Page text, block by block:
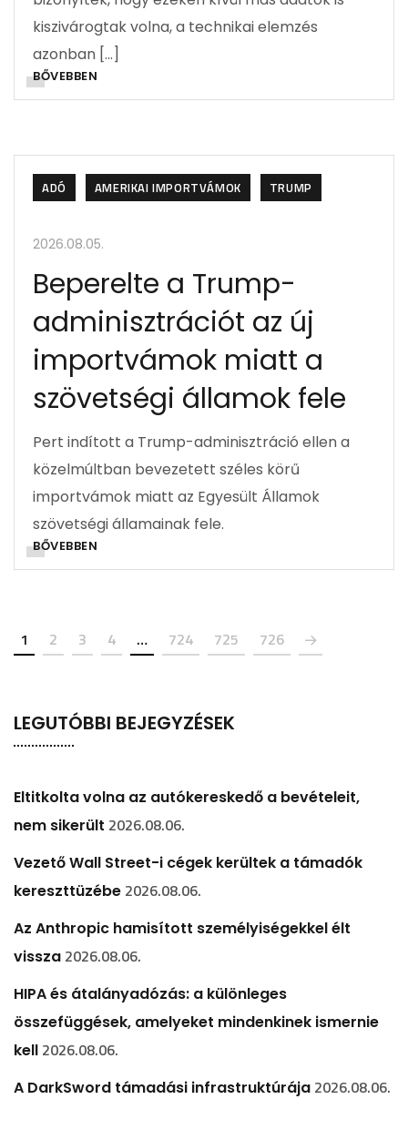
kiszivárogtak volna, a technikai elemzés
azonban […]
BŐVEBBEN
ADÓ AMERIKAI IMPORTVÁMOK TRUMP
2026.08.05.
Beperelte a Trump-
adminisztrációt az új
importvámok miatt a
szövetségi államok fele
Pert indított a Trump-adminisztráció ellen a
közelmúltban bevezetett széles körű
importvámok miatt az Egyesült Államok
szövetségi államainak fele.
BŐVEBBEN
1 2 3 4 … 724 725 726
LEGUTÓBBI BEJEGYZÉSEK
Eltitkolta volna az autókereskedő a bevételeit,
nem sikerült 2026.08.06.
Vezető Wall Street-i cégek kerültek a támadók
kereszttüzébe 2026.08.06.
Az Anthropic hamisított személyiségekkel élt
vissza 2026.08.06.
HIPA és átalányadózás: a különleges
összefüggések, amelyeket mindenkinek ismernie
kell 2026.08.06.
A DarkSword támadási infrastruktúrája 2026.08.06.